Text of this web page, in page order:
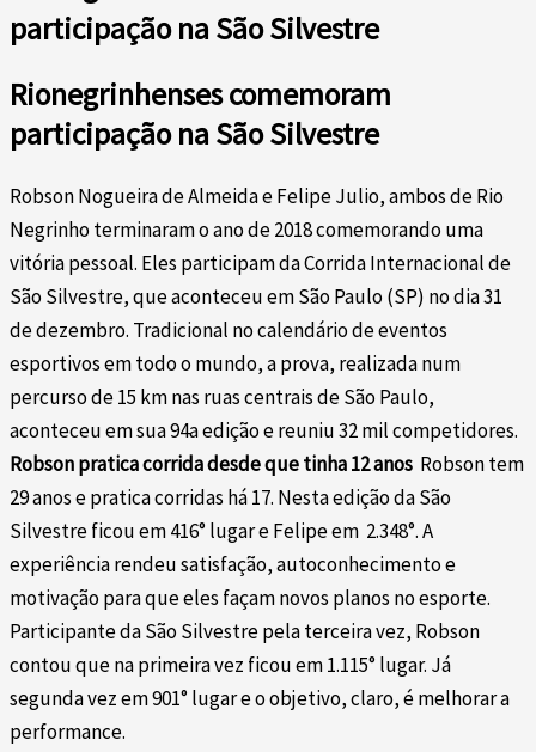
participação na São Silvestre
Rionegrinhenses comemoram
participação na São Silvestre
Robson Nogueira de Almeida e Felipe Julio, ambos de Rio
Negrinho terminaram o ano de 2018 comemorando uma
vitória pessoal. Eles participam da Corrida Internacional de
São Silvestre, que aconteceu em São Paulo (SP) no dia 31
de dezembro. Tradicional no calendário de eventos
esportivos em todo o mundo, a prova, realizada num
percurso de 15 km nas ruas centrais de São Paulo,
aconteceu em sua 94a edição e reuniu 32 mil competidores.
Robson pratica corrida desde que tinha 12 anos Robson tem
29 anos e pratica corridas há 17. Nesta edição da São
Silvestre ficou em 416° lugar e Felipe em 2.348°. A
experiência rendeu satisfação, autoconhecimento e
motivação para que eles façam novos planos no esporte.
Participante da São Silvestre pela terceira vez, Robson
contou que na primeira vez ficou em 1.115° lugar. Já
segunda vez em 901° lugar e o objetivo, claro, é melhorar a
performance.